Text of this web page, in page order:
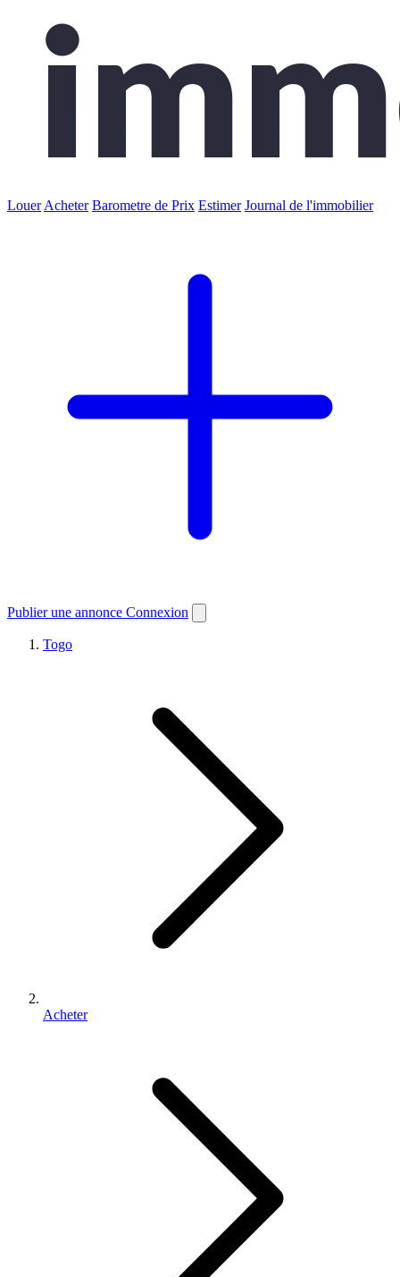
Louer Acheter Barometre de Prix Estimer Journal de l'immobilier
Publier une annonce Connexion
Togo
Acheter